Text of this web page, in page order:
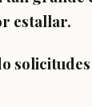
estallar.